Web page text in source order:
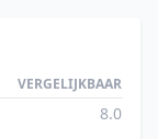
VERGELIJKBAAR
8.0